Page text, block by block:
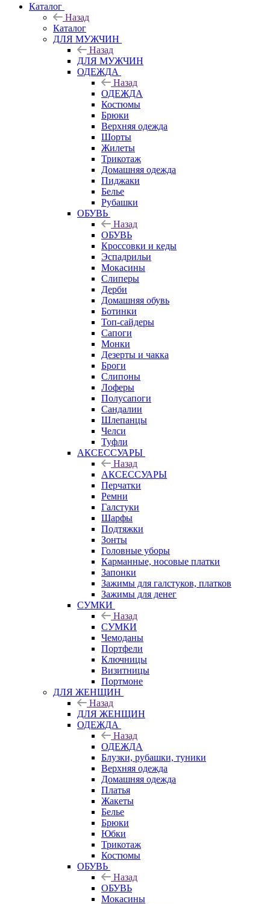
Каталог
Назад
Каталог
ДЛЯ МУЖЧИН
Назад
ДЛЯ МУЖЧИН
ОДЕЖДА
Назад
ОДЕЖДА
Костюмы
Брюки
Верхняя одежда
Шорты
Жилеты
Трикотаж
Домашняя одежда
Пиджаки
Белье
Рубашки
ОБУВЬ
Назад
ОБУВЬ
Кроссовки и кеды
Эспадрильи
Мокасины
Слиперы
Дерби
Домашняя обувь
Ботинки
Топ-сайдеры
Сапоги
Монки
Дезерты и чакка
Броги
Слипоны
Лоферы
Полусапоги
Сандалии
Шлепанцы
Челси
Туфли
АКСЕССУАРЫ
Назад
АКСЕССУАРЫ
Перчатки
Ремни
Галстуки
Шарфы
Подтяжки
Зонты
Головные уборы
Карманные, носовые платки
Запонки
Зажимы для галстуков, платков
Зажимы для денег
СУМКИ
Назад
СУМКИ
Чемоданы
Портфели
Ключницы
Визитницы
Портмоне
ДЛЯ ЖЕНЩИН
Назад
ДЛЯ ЖЕНЩИН
ОДЕЖДА
Назад
ОДЕЖДА
Блузки, рубашки, туники
Верхняя одежда
Домашняя одежда
Платья
Жакеты
Белье
Брюки
Юбки
Трикотаж
Костюмы
ОБУВЬ
Назад
ОБУВЬ
Мокасины